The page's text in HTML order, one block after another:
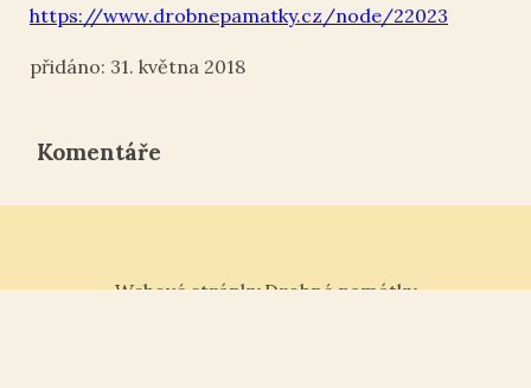
https://www.drobnepamatky.cz/node/22023
31. května 2018
Komentáře
Webové stránky Drobné památky